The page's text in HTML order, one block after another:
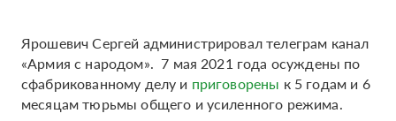
Ярошевич Сергей администрировал телеграм канал
«Армия с народом». 7 мая 2021 года осуждены по
сфабрикованному делу и приговорены к 5 годам и 6
месяцам тюрьмы общего и усиленного режима.